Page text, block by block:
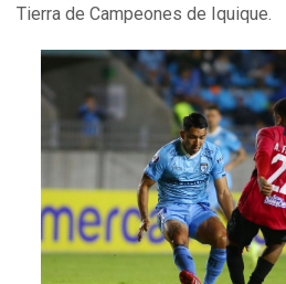
Tierra de Campeones de Iquique.